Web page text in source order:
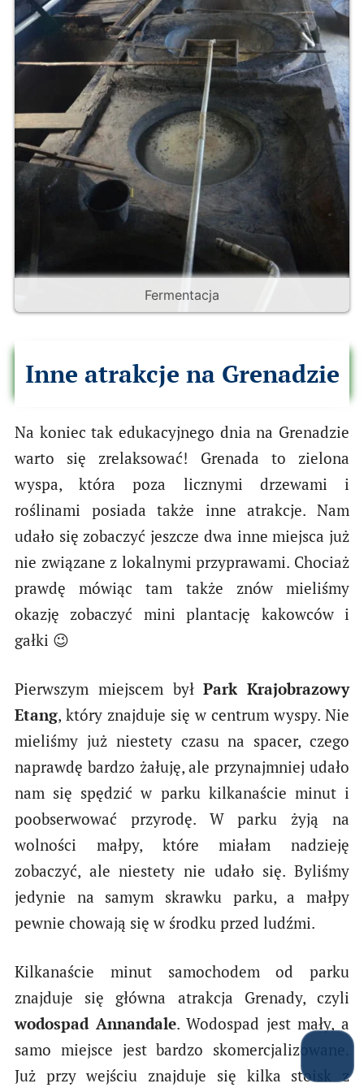
Fermentacja
Inne atrakcje na Grenadzie
Na koniec tak edukacyjnego dnia na Grenadzie
warto się zrelaksować! Grenada to zielona
wyspa, która poza licznymi drzewami i
roślinami posiada także inne atrakcje. Nam
udało się zobaczyć jeszcze dwa inne miejsca już
nie związane z lokalnymi przyprawami. Chociaż
prawdę mówiąc tam także znów mieliśmy
okazję zobaczyć mini plantację kakowców i
gałki 😉
Pierwszym miejscem byłPark Krajobrazowy
Etang, który znajduje się w centrum wyspy. Nie
mieliśmy już niestety czasu na spacer, czego
naprawdę bardzo żałuję, ale przynajmniej udało
nam się spędzić w parku kilkanaście minut i
poobserwować przyrodę. W parku żyją na
wolności małpy, które miałam nadzieję
zobaczyć, ale niestety nie udało się. Byliśmy
jedynie na samym skrawku parku, a małpy
pewnie chowają się w środku przed ludźmi.
Kilkanaście minut samochodem od parku
znajduje się główna atrakcja Grenady, czyli
wodospad Annandale. Wodospad jest mały, a
samo miejsce jest bardzo skomercjalizowane.
Już przy wejściu znajduje się kilka stoisk z